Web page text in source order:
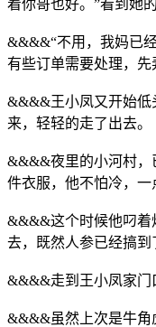
着你哥也好。”看到她
&&&&“不用，我妈已
有些订单需要处理，先
&&&&王小凤又开始低
来，轻轻的走了出去。
&&&&夜里的小河村，
件衣服，他不怕冷，一
&&&&这个时候他叼着
去，既然人参已经搞到
&&&&走到王小凤家门
&&&&虽然上次是牛角